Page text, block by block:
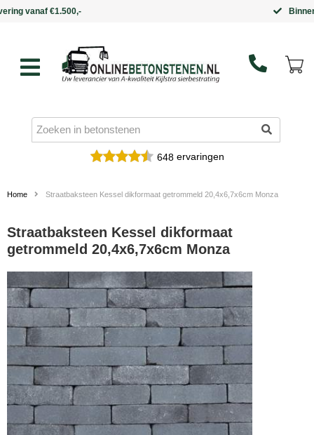
648ervaringen
Home Straatbaksteen Kessel dikformaat getrommeld 20,4x6,7x6cm Monza
Straatbaksteen Kessel dikformaat
getrommeld 20,4x6,7x6cm Monza